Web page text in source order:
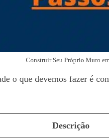
Construir Seu Próprio Muro
o que devemos fazer é
Descrição